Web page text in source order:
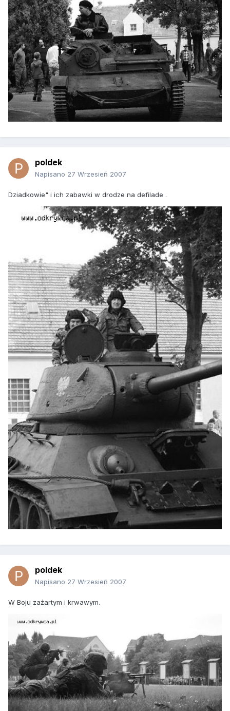
poldek
Napisano 27 Wrzesień 2007
Dziadkowie" i ich zabawki w drodze na defilade .
poldek
Napisano 27 Wrzesień 2007
W Boju zażartym i krwawym.